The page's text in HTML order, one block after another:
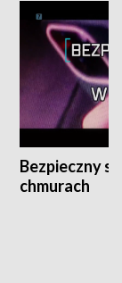
Bezpieczny
chmurach